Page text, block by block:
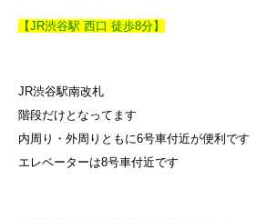
【JR渋谷駅 西口 徒歩8分】
JR渋谷駅南改札
階段だけとなってます
内周り・外周りともに6号車付近が便利です
エレベーターは8号車付近です